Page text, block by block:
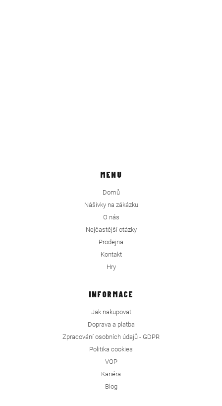
MENU
Domů
Nášivky na zákázku
O nás
Nejčastější otázky
Prodejna
Kontakt
Hry
INFORMACE
Jak nakupovat
Doprava a platba
Zpracování osobních údajů - GDPR
Politika cookies
VOP
Kariéra
Blog